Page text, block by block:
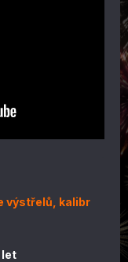
výstřelů, kalibr
let